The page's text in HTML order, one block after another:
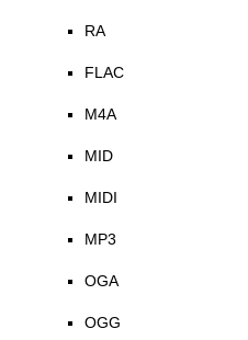
RA
FLAC
M4A
MID
MIDI
MP3
OGA
OGG